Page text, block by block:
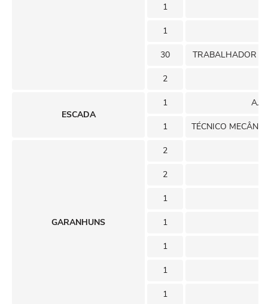
1
1
30 TRABALHADOR
2
ESCADA
1
1 TÉCNICO
GARANHUNS
2
2
1
1
1
1
1